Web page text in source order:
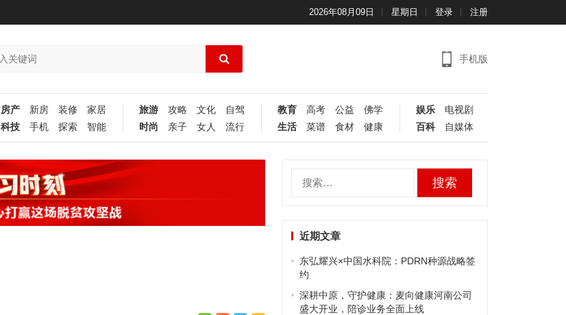
2026年08月09日 星期日 登录 注册
手机版
房产 新房 装修
家居
科技
手机 探索 智能
旅游 攻略 文化
自驾
时尚
亲子 女人 流行
教育 高考 公益
佛学
生活
菜谱 食材 健康
娱乐
电视剧
百科
自媒体
近期文章
东弘耀兴×中国水科院：PDRN种源战略签
约
深耕中原，守护健康：麦向健康河南公司
盛大开业，陪诊业务全面上线